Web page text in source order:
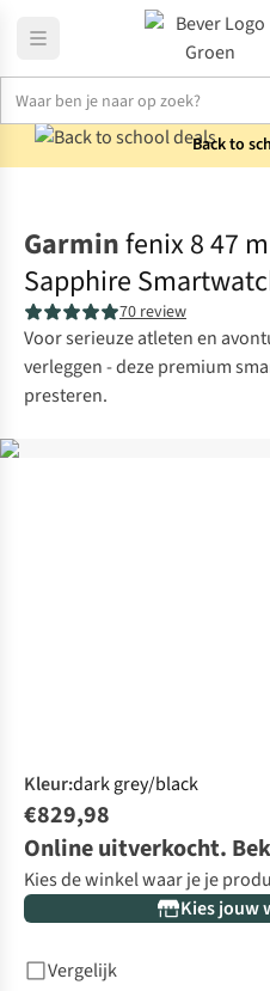
Back to
Garminfenix 8 47
Sapphire
70 review
Voor serieuze atleten en
verleggen - deze premium
presteren.
Kleur:dark grey/black
€829,98
Online uitverkocht.
Kies de winkel waar je je
Kies jouw
Vergelijk